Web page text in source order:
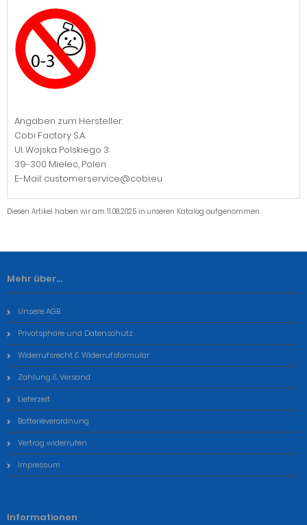
Angaben zum Hersteller:
Cobi Factory S.A.
Ul. Wojska Polskiego 3
39-300 Mielec, Polen
E-Mail: customerservice@cobi.eu
Diesen Artikel haben wir am 11.08.2025 in unseren Katalog aufgenommen.
Mehr über...
Unsere AGB
Privatsphäre und Datenschutz
Widerrufsrecht & Widerrufsformular
Zahlung & Versand
Lieferzeit
Batterieverordnung
Vertrag widerrufen
Impressum
Informationen